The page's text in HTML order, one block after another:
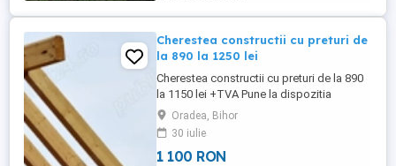
Cherestea constructii cu preturi de
la 890 la 1250 lei
Cherestea constructii cu preturi de la 890
la 1150 lei +TVA Pune la dispozitia
dumneavoastra scandura, dulapi, frize,
rigle, grinzi la toate dimensiunile din stoc
si la comanda. Depozit la intrarea in
Sanmartin dinspre Oradea pe partea
Oradea, Bihor
30 iulie
1 100 RON